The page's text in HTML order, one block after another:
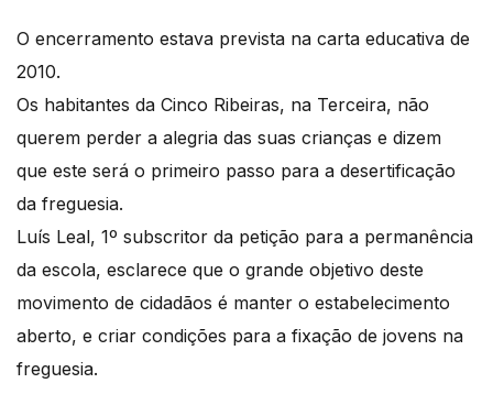
O encerramento estava prevista na carta educativa de
2010.
Os habitantes da Cinco Ribeiras, na Terceira, não
querem perder a alegria das suas crianças e dizem
que este será o primeiro passo para a desertificação
da freguesia.
Luís Leal, 1º subscritor da petição para a permanência
da escola, esclarece que o grande objetivo deste
movimento de cidadãos é manter o estabelecimento
aberto, e criar condições para a fixação de jovens na
freguesia.